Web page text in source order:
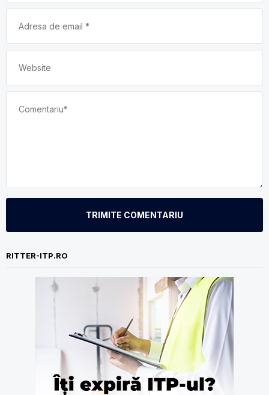
TRIMITE COMENTARIU
RITTER-ITP.RO